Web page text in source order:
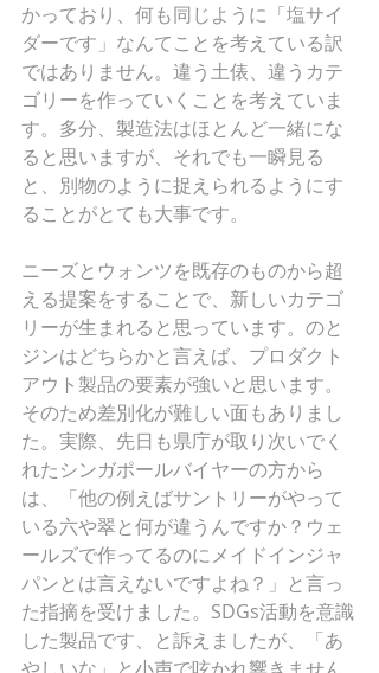
かっており、何も同じように「塩サイ
ダーです」なんてことを考えている訳
ではありません。違う土俵、違うカテ
ゴリーを作っていくことを考えていま
す。多分、製造法はほとんど一緒にな
ると思いますが、それでも一瞬見る
と、別物のように捉えられるようにす
ることがとても大事です。
ニーズとウォンツを既存のものから超
える提案をすることで、新しいカテゴ
リーが生まれると思っています。のと
ジンはどちらかと言えば、プロダクト
アウト製品の要素が強いと思います。
そのため差別化が難しい面もありまし
た。実際、先日も県庁が取り次いでく
れたシンガポールバイヤーの方から
は、「他の例えばサントリーがやって
いる六や翠と何が違うんですか？ウェ
ールズで作ってるのにメイドインジャ
パンとは言えないですよね？」と言っ
た指摘を受けました。SDGs活動を意識
した製品です、と訴えましたが、「あ